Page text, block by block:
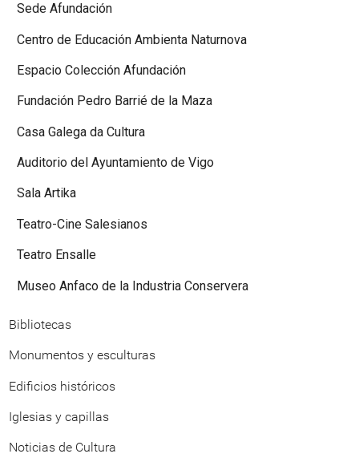
Sede Afundación
Centro de Educación Ambienta Naturnova
Espacio Colección Afundación
Fundación Pedro Barrié de la Maza
Casa Galega da Cultura
Auditorio del Ayuntamiento de Vigo
Sala Artika
Teatro-Cine Salesianos
Teatro Ensalle
Museo Anfaco de la Industria Conservera
Bibliotecas
Monumentos y esculturas
Edificios históricos
Iglesias y capillas
Noticias de Cultura